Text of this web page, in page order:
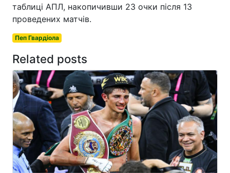
таблиці АПЛ, накопичивши 23 очки після 13
проведених матчів.
Пеп Гвардіола
Related posts